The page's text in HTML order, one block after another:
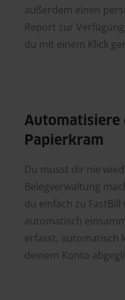
außerdem einen
Report zur
du mit einem Klick
Automatisiere
Papierkram
Du musst dir nie
Belegverwaltung
du einfach zu
automatisch
erfasst, automatisch
deinem Konto